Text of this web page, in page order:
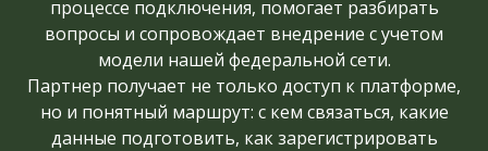
процессе подключения, помогает разбирать
вопросы и сопровождает внедрение с учетом
модели нашей федеральной сети.
Партнер получает не только доступ к платформе,
но и понятный маршрут: с кем связаться, какие
данные подготовить, как зарегистрировать